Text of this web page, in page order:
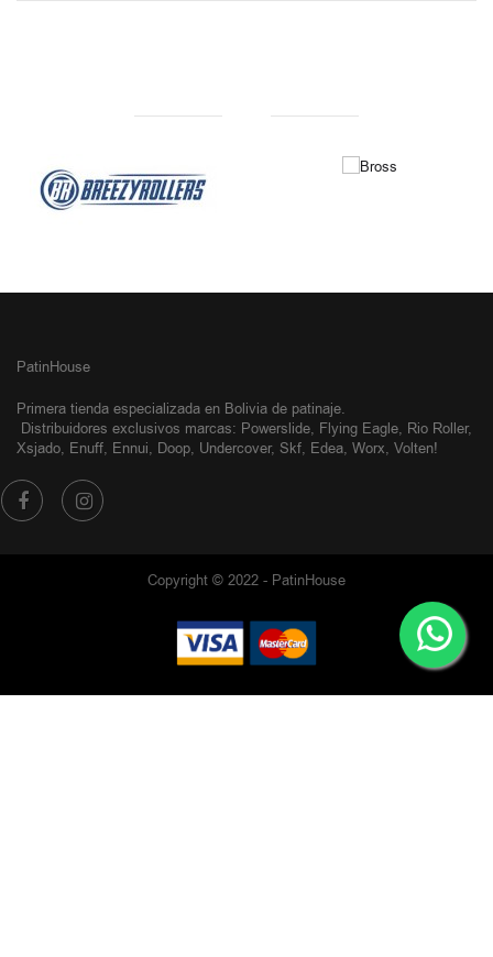
PatinHouse
Primera tienda especializada en Bolivia de patinaje.
Distribuidores exclusivos marcas: Powerslide, Flying Eagle, Rio Roller,
Xsjado, Enuff, Ennui, Doop, Undercover, Skf, Edea, Worx, Volten!
Copyright © 2022 - PatinHouse